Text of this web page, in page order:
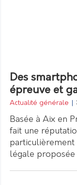
Des
épreuve et
Actualité générale
Basée à Aix en
fait une
particulièrement
légale proposée